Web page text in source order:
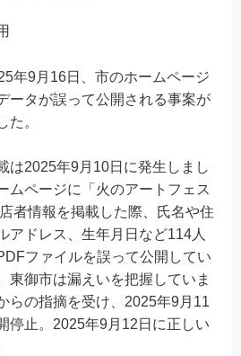
年9月16日、市のホームページ
ータが誤って公開される事案が
た。
は2025年9月10日に発生しまし
ムページに「火のアートフェス
者情報を掲載した際、氏名や住
アドレス、生年月日など114人
ファイルを誤って公開してい
東御市は漏えいを把握していま
らの指摘を受け、2025年9月11
停止。2025年9月12日に正しい